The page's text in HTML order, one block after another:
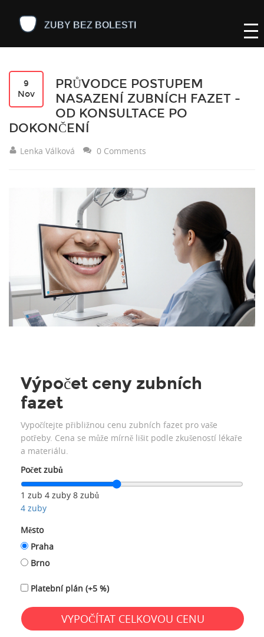
9
Nov
PRŮVODCE POSTUPEM
NASAZENÍ ZUBNÍCH FAZET -
OD KONSULTACE PO
DOKONČENÍ
Lenka Válková 0 Comments
Výpočet ceny zubních
fazet
Vypočítejte přibližnou cenu zubních fazet pro vaše
potřeby. Cena se může mírně lišit podle zkušeností lékaře
a materiálu.
Počet zubů
1 zub 4 zuby 8 zubů
4 zuby
Město
Praha
Brno
Platební plán (+5 %)
VYPOČÍTAT CELKOVOU CENU